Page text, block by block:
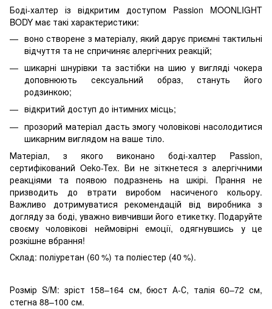
Боді-халтер із відкритим доступом Passion MOONLIGHT
BODY має такі характеристики:
воно створене з матеріалу, який дарує приємні тактильні
відчуття та не спричиняє алергічних реакцій;
шикарні шнурівки та застібки на шию у вигляді чокера
доповнюють сексуальний образ, стануть його
родзинкою;
відкритий доступ до інтимних місць;
прозорий матеріал дасть змогу чоловікові насолодитися
шикарним виглядом на ваше тіло.
Матеріал, з якого виконано боді-халтер Passion,
сертифікований Oeko-Tex. Ви не зіткнетеся з алергічними
реакціями та появою подразнень на шкірі. Прання не
призводить до втрати виробом насиченого кольору.
Важливо дотримуватися рекомендацій від виробника з
догляду за боді, уважно вивчивши його етикетку. Подаруйте
своєму чоловікові неймовірні емоції, одягнувшись у це
розкішне вбрання!
Склад: поліуретан (60 %) та поліестер (40 %).
Розмір S/M: зріст 158–164 см, бюст А-С, талія 60–72 см,
стегна 88–100 см.